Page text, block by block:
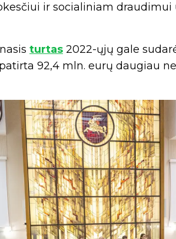
ir socialiniam
turtas 2022-ųjų gale
92,4 mln. eurų daugiau